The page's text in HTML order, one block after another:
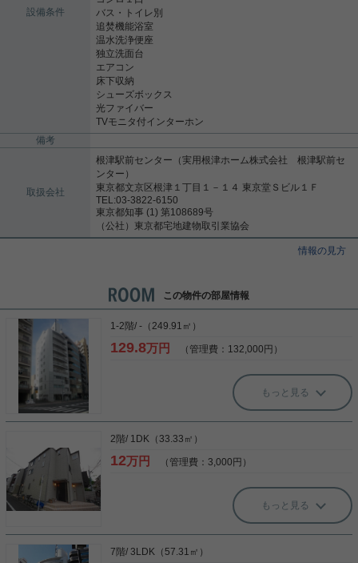
設備条件
バス・トイレ別
追焚機能浴室
温水洗浄便座
独立洗面台
エアコン
床下収納
シューズボックス
光ファイバー
TVモニタ付インターホン
備考
取扱会社
根津駅前センター（実用根津ホーム株式会社 根津駅前セ
ンター）
東京都文京区根津１丁目１－１４ 東京堂Ｓビル１Ｆ
TEL:03-3822-6150
東京都知事 (1) 第108689号
（公社）東京都宅地建物取引業協会
情報の見方
この物件の部屋情報
1-2階/ -（249.91㎡）
129.8万円 （管理費：132,000円）
もっと見る
2階/ 1DK（33.33㎡）
12万円 （管理費：3,000円）
もっと見る
7階/ 3LDK（57.31㎡）